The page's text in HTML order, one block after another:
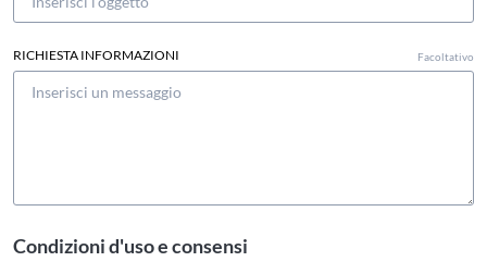
RICHIESTA INFORMAZIONI Facoltativo
Condizioni d'uso e consensi